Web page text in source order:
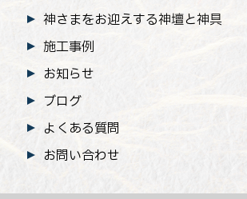
神さまをお迎えする神壇と神具
施工事例
お知らせ
ブログ
よくある質問
お問い合わせ